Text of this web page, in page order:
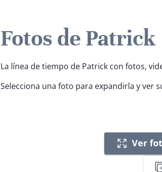
Fotos de Patrick
La línea de tiempo de Patrick con fotos,
Selecciona una foto para expandirla y ver
Ver